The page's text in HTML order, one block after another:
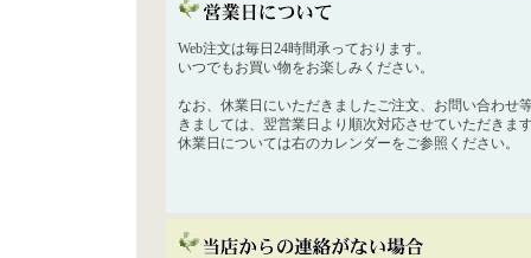
Web注文は毎日24時間承っております。
いつでもお買い物をお楽しみください。
なお、休業日にいただきましたご注文、お問い合わせ
きましては、翌営業日より順次対応させていただきま
休業日については右のカレンダーをご参照ください。